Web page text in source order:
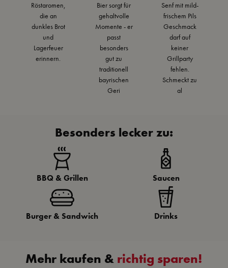
Röstaromen,
die an
dunkles Brot
und
Lagerfeuer
erinnern.
Bier sorgt für
gehaltvolle
Momente - er
passt
besonders
gut zu
traditionell
bayrischen
Geri
Senf mit mild-
frischem Pils
Geschmack
darf auf
keiner
Grillparty
fehlen.
Schmeckt zu
al
Besonders lecker zu:
BBQ & Grillen Saucen
Burger & Sandwich Drinks
Mehr kaufen & richtig sparen!